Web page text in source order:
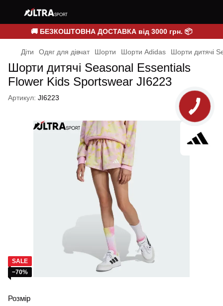
🚚 БЕЗКОШТОВНА ДОСТАВКА від 3000 грн. 📦
Діти Одяг для дівчат Шорти Шорти Adidas Шорти дитячі
Шорти дитячі Seasonal Essentials
Flower Kids Sportswear JI6223
Артикул: JI6223
SALE
−70%
Розмір